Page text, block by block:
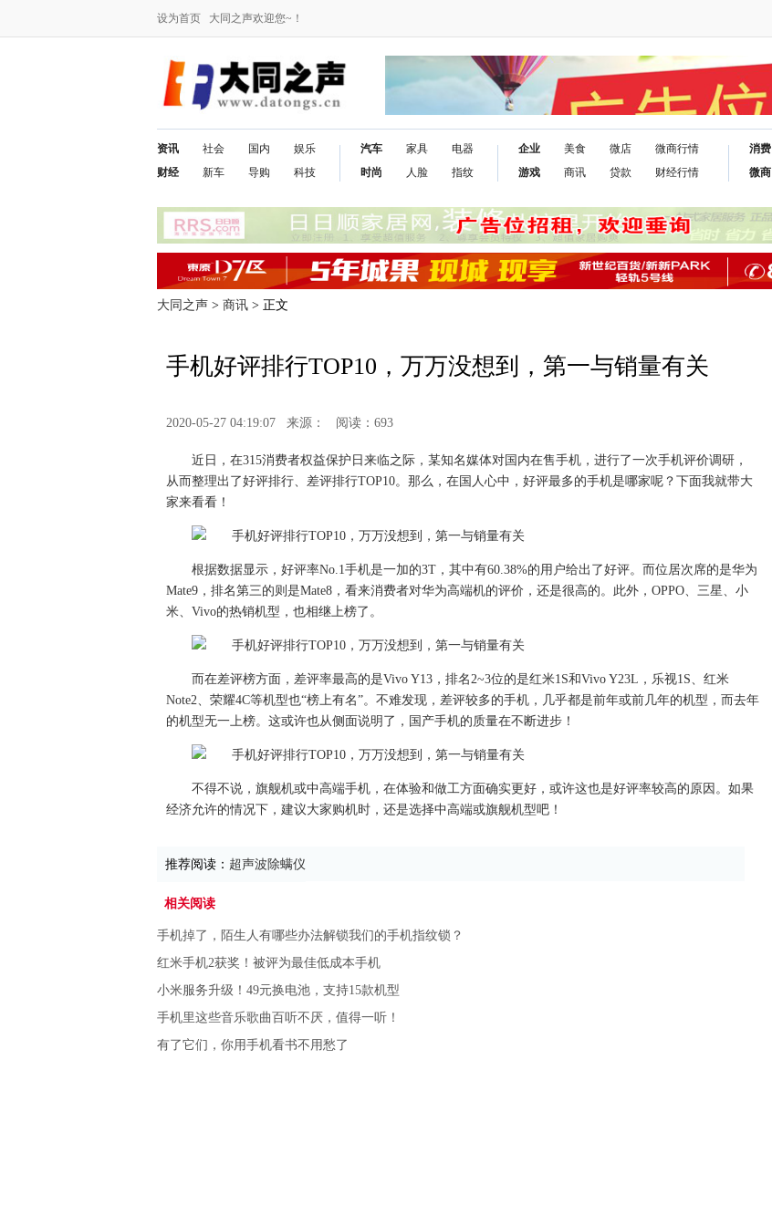
设为首页 大同之声欢迎您~！
资讯
财经
社会
新车
国内
导购
娱乐
科技
汽车
时尚
家具
人脸
电器
指纹
企业
游戏
美食
商讯
微店
贷款
微商行情
财经行情
消费
微商
大同之声 > 商讯 > 正文
手机好评排行TOP10，万万没想到，第一与销量有关
2020-05-27 04:19:07 来源： 阅读：693
近日，在315消费者权益保护日来临之际，某知名媒体对国内在售手机，进行了一次手机评价调研，
从而整理出了好评排行、差评排行TOP10。那么，在国人心中，好评最多的手机是哪家呢？下面我就带大
家来看看！
根据数据显示，好评率No.1手机是一加的3T，其中有60.38%的用户给出了好评。而位居次席的是华为
Mate9，排名第三的则是Mate8，看来消费者对华为高端机的评价，还是很高的。此外，OPPO、三星、小
米、Vivo的热销机型，也相继上榜了。
而在差评榜方面，差评率最高的是Vivo Y13，排名2~3位的是红米1S和Vivo Y23L，乐视1S、红米
Note2、荣耀4C等机型也“榜上有名”。不难发现，差评较多的手机，几乎都是前年或前几年的机型，而去年
的机型无一上榜。这或许也从侧面说明了，国产手机的质量在不断进步！
不得不说，旗舰机或中高端手机，在体验和做工方面确实更好，或许这也是好评率较高的原因。如果
经济允许的情况下，建议大家购机时，还是选择中高端或旗舰机型吧！
推荐阅读： 超声波除螨仪
相关阅读
手机掉了，陌生人有哪些办法解锁我们的手机指纹锁？
红米手机2获奖！被评为最佳低成本手机
小米服务升级！49元换电池，支持15款机型
手机里这些音乐歌曲百听不厌，值得一听！
有了它们，你用手机看书不用愁了